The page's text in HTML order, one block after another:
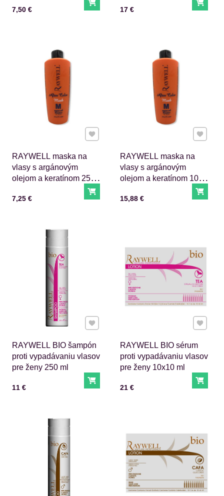
Cena s DPH
7,50 € Do košíkaCena s DPH
17 € Do
RAYWELL maska na
vlasy s argánovým
olejom a keratínom 250
Cena s DPH
7,25 € Do košíka
Pridať k Obľúbeným
RAYWELL maska na
vlasy s argánovým
olejom a keratínom 1000
Cena s DPH
15,88 € Do
Pridať
RAYWELL BIO šampón
proti vypadávaniu vlasov
pre ženy 250 ml
Cena s DPH
11 € Do košíka
Pridať k Obľúbeným
RAYWELL BIO sérum
proti vypadávaniu vlasov
pre ženy 10x10 ml
Cena s DPH
21 € Do
Pridať